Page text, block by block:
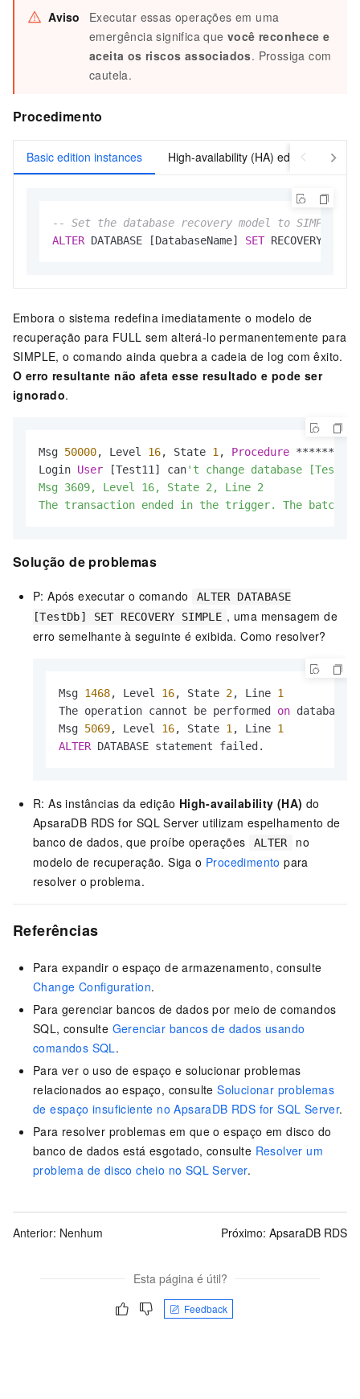
Aviso
Executar essas operações em uma
emergência significa que você reconhece e
aceita os riscos associados. Prossiga com
cautela.
Procedimento
Basic edition instances High-availability (HA) edition
-- Set the database recovery model to SIMPLE
ALTER DATABASE [DatabaseName] SET RECOVERY
Embora o sistema redefina imediatamente o modelo de
recuperação para FULL sem alterá-lo permanentemente para
SIMPLE, o comando ainda quebra a cadeia de log com êxito.
O erro resultante não afeta esse resultado e pode ser
ignorado.
Msg 50000, Level 16, State 1, Procedure ******
Login User [Test11] can't change database
Msg 3609, Level 16, State 2, Line 2
The transaction ended in the trigger. The batch
Solução de problemas
P: Após executar o comando
ALTER DATABASE
[TestDb] SET RECOVERY SIMPLE , uma mensagem de
erro semelhante à seguinte é exibida. Como resolver?
Msg 1468, Level 16, State 2, Line 1
The operation cannot be performed on
Msg 5069, Level 16, State 1 , Line 1
ALTER DATABASE statement failed.
R: As instâncias da edição High-availability (HA) do
ApsaraDB RDS for SQL Server utilizam espelhamento de
banco de dados, que proíbe operações
ALTER
no
modelo de recuperação. Siga o Procedimento para
resolver o problema.
Referências
Para expandir o espaço de armazenamento, consulte
Change Configuration.
Para gerenciar bancos de dados por meio de comandos
SQL, consulte Gerenciar bancos de dados usando
comandos SQL.
Para ver o uso de espaço e solucionar problemas
relacionados ao espaço, consulteSolucionar problemas
de espaço insuficiente no ApsaraDB RDS for SQL Server.
Para resolver problemas em que o espaço em disco do
banco de dados está esgotado, consulte Resolver um
problema de disco cheio no SQL Server.
Anterior: Nenhum Próximo: ApsaraDB RDS
Esta página é útil?
Feedback